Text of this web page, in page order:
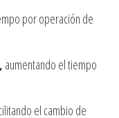
por operación de
aumentando el tiempo
el cambio de